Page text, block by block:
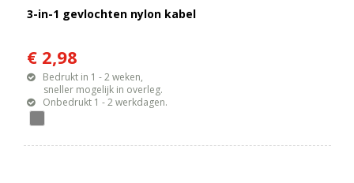
3-in-1 gevlochten nylon kabel
€ 2,98
Bedrukt in 1 - 2 weken,
sneller mogelijk in overleg.
Onbedrukt 1 - 2 werkdagen.